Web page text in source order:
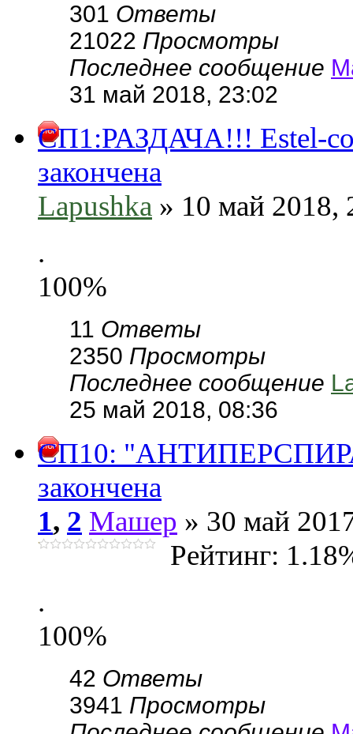
301 Ответы
21022 Просмотры
Последнее сообщение
31 май 2018, 23:02
СП1:РАЗДАЧА!!! Estel-
закончена
Lapushka » 10 май 2018,
.
100%
11 Ответы
2350 Просмотры
Последнее сообщение
25 май 2018, 08:36
СП10:
закончена
1, 2 Машер » 30 май
Рейтинг:
.
100%
42 Ответы
3941 Просмотры